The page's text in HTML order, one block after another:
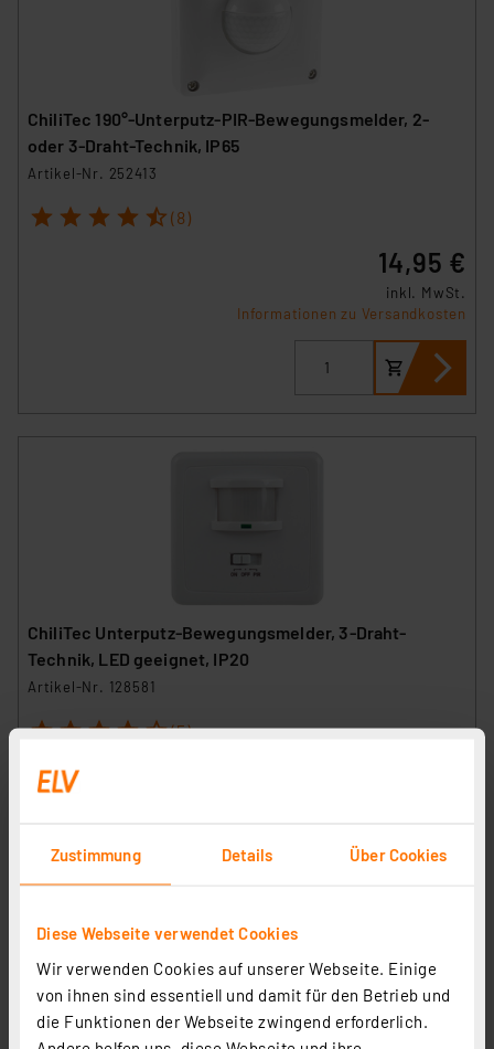
Zustimmung Details Über Cookies
Diese Webseite verwendet Cookies
Wir verwenden Cookies auf unserer Webseite. Einige
von ihnen sind essentiell und damit für den Betrieb und
die Funktionen der Webseite zwingend erforderlich.
ChiliTec 190°-Unterputz-PIR-Bewegungsmelder, 2-
oder 3-Draht-Technik, IP65
Artikel-Nr. 252413
1 2 3 4 5 (8)
14,95 €
inkl. MwSt.
Informationen zu Versandkosten
ChiliTec Unterputz-Bewegungsmelder, 3-Draht-
Technik, LED geeignet, IP20
Artikel-Nr. 128581
1 2 3 4 5 (5)